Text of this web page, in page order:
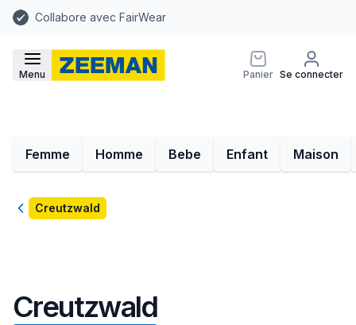
Collabore avec FairWear
Menu Panier Se connecter
Femme Homme Bebe Enfant Maison
RetourCreutzwald
Creutzwald